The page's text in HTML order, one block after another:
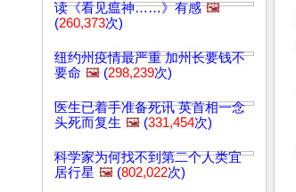
读《看见瘟神……》有感 🖼️
(260,373次)
纽约州疫情最严重 加州长要钱不
要命 🖼️ (298,239次)
医生已着手准备死讯 英首相一念
头死而复生 🖼️ (331,454次)
科学家为何找不到第二个人类宜
居行星 🖼️ (802,022次)